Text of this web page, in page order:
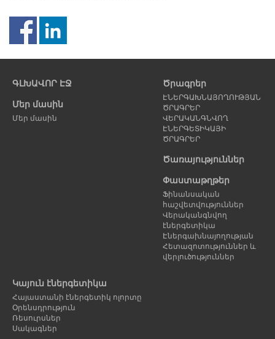
էջ
ԳԼԽԱՎՈՐ ԷՋ
Մեր մասին
Մեր մասին
Ծրագրեր
ԷՆԵՐԳԱԽՆԱՅՈՂՈՒԹՅԱՆ
ԾՐԱԳՐԵՐ
ՎԵՐԱԿԱՆԳՆՎՈՂ
ԷՆԵՐԳԵՏԻԿԱՅԻ
ԾՐԱԳՐԵՐ
Ծառայություններ
Փաստաթղթեր
Ֆինանսական
հաշվետվություններ
Վերականգնվող
էներգետիկա
Էներգախնայողության
Հետազոտություններ և
վերլուծություններ
Կայուն էներգետիկա
Հայաստանի էներգետիկ ոլորտը
Օրենսդրություն
Ռեսուրսներ
Սակագներ